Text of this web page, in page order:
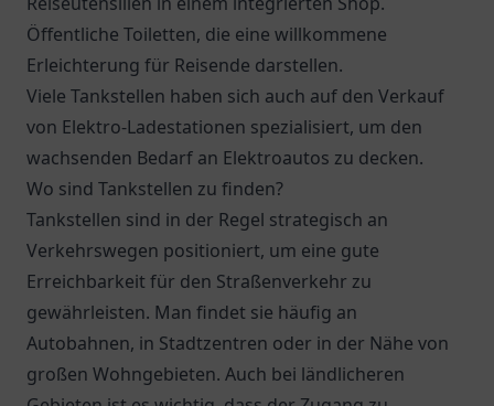
Öffentliche Toiletten, die eine willkommene
Erleichterung für Reisende darstellen.
Viele Tankstellen haben sich auch auf den Verkauf
von Elektro-Ladestationen spezialisiert, um den
wachsenden Bedarf an Elektroautos zu decken.
Wo sind Tankstellen zu finden?
Tankstellen sind in der Regel strategisch an
Verkehrswegen positioniert, um eine gute
Erreichbarkeit für den Straßenverkehr zu
gewährleisten. Man findet sie häufig an
Autobahnen, in Stadtzentren oder in der Nähe von
großen Wohngebieten. Auch bei ländlicheren